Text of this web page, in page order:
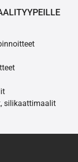
silikaattimaalit